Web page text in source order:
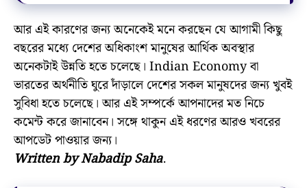
আর এই কারণের জন্য অনেকেই মনে করছেন যে আগামী কিছু
বছরের মধ্যে দেশের অধিকাংশ মানুষের আর্থিক অবস্থার
অনেকটাই উন্নতি হতে চলেছে। Indian Economy বা
ভারতের অর্থনীতি ঘুরে দাঁড়ালে দেশের সকল মানুষদের জন্য খুবই
সুবিধা হতে চলেছে। আর এই সম্পর্কে আপনাদের মত নিচে
কমেন্ট করে জানাবেন। সঙ্গে থাকুন এই ধরণের আরও খবরের
আপডেট পাওয়ার জন্য।
Written by Nabadip Saha.